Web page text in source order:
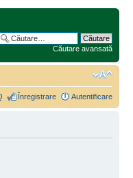
Căutare avansată
Înregistrare Autentificare